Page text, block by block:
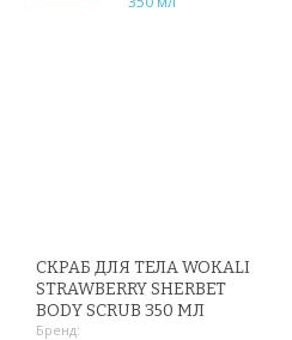
СКРАБ ДЛЯ ТЕЛА WOKALI
STRAWBERRY SHERBET
BODY SCRUB 350 МЛ
Бренд: